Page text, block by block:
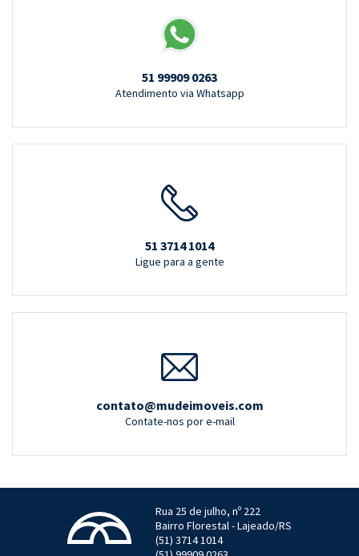
51 99909 0263
Atendimento via Whatsapp
51 3714 1014
Ligue para a gente
contato@mudeimoveis.com
Contate-nos por e-mail
Rua 25 de julho, nº 222
Bairro Florestal - Lajeado/RS
(51) 3714 1014